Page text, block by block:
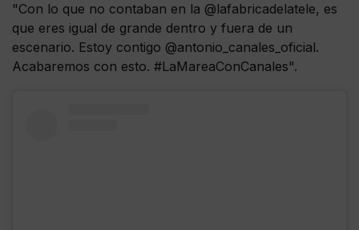
"Con lo que no contaban en la @lafabricadelatele, es
que eres igual de grande dentro y fuera de un
escenario. Estoy contigo @antonio_canales_oficial.
Acabaremos con esto. #LaMareaConCanales".